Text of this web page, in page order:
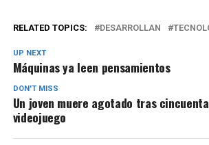
RELATED TOPICS: DESARROLLAN
UP NEXT
Máquinas ya leen pensamientos
DON'T MISS
Un joven muere agotado tras
videojuego